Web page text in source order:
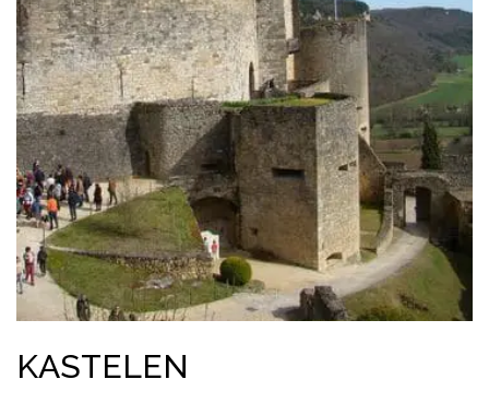
KASTELEN